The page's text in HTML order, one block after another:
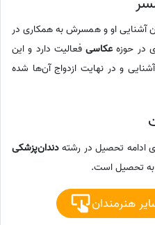
آشنایی او و همسرش به همکاری در
در حوزه عکاسی فعالیت دارد و این
و در نهایت ازدواج آن‌ها شده
ادامه تحصیل در رشتهدندان‌پزشکی
به تحصیل است.
هنرمندان